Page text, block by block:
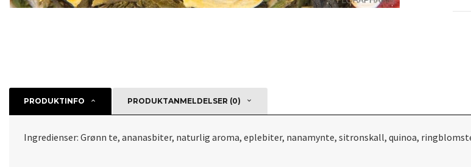
PRODUKTINFO PRODUKTANMELDELSER (0)
Ingredienser: Grønn te, ananasbiter, naturlig aroma, eplebiter, nanamynte, sitronskall, quinoa,